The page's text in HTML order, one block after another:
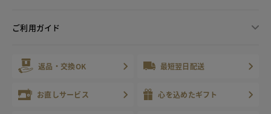
ご利用ガイド
返品・交換OK 最短翌日配送
お直しサービス 心を込めたギフト